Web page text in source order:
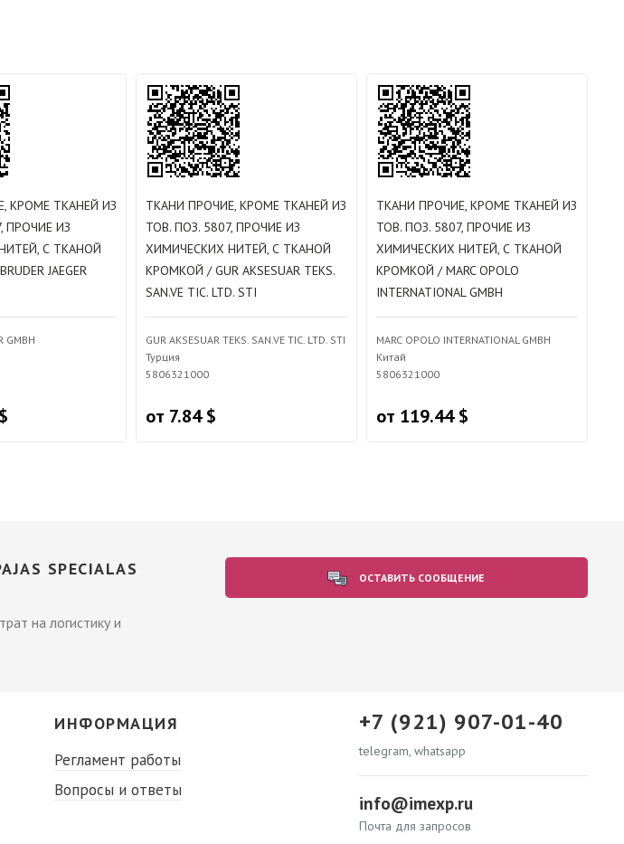
КРОМЕ ТКАНЕЙ ИЗ
ПРОЧИЕ ИЗ
С ТКАНОЙ
JAEGER
GMBH
ТКАНИ ПРОЧИЕ, КРОМЕ ТКАНЕЙ ИЗ
ТОВ. ПОЗ. 5807, ПРОЧИЕ ИЗ
ХИМИЧЕСКИХ НИТЕЙ, С ТКАНОЙ
КРОМКОЙ / GUR AKSESUAR TEKS.
SAN.VE TIC. LTD. STI
GUR AKSESUAR TEKS. SAN.VE TIC. LTD. STI
Турция
5806321000
от 7.84 $
ТКАНИ ПРОЧИЕ, КРОМЕ ТКАНЕЙ ИЗ
ТОВ. ПОЗ. 5807, ПРОЧИЕ ИЗ
ХИМИЧЕСКИХ НИТЕЙ, С ТКАНОЙ
КРОМКОЙ / MARC OPOLO
INTERNATIONAL GMBH
MARC OPOLO INTERNATIONAL GMBH
Китай
5806321000
от 119.44 $
SPECIALAS
на логистику и
ОСТАВИТЬ СООБЩЕНИЕ
ИНФОРМАЦИЯ
Регламент работы
Вопросы и ответы
+7 (921) 907-01-40
telegram, whatsapp
info@imexp.ru
Почта для запросов